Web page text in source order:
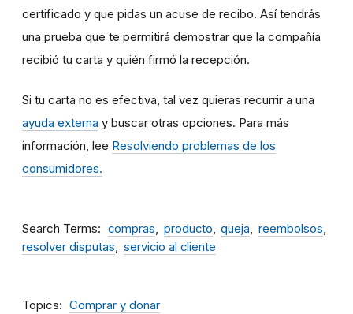
certificado y que pidas un acuse de recibo. Así tendrás
una prueba que te permitirá demostrar que la compañía
recibió tu carta y quién firmó la recepción.
Si tu carta no es efectiva, tal vez quieras recurrir a una
ayuda externa y buscar otras opciones. Para más
información, lee Resolviendo problemas de los
consumidores.
Search Terms compras producto queja
reembolsos
resolver disputas
servicio al cliente
Topics Comprar y donar